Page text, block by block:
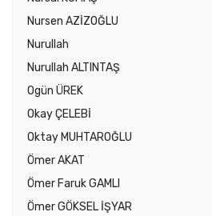
Nursen AZİZOĞLU
Nurullah
Nurullah ALTINTAŞ
Ogün ÜREK
Okay ÇELEBİ
Oktay MUHTAROĞLU
Ömer AKAT
Ömer Faruk GAMLI
Ömer GÖKSEL İŞYAR